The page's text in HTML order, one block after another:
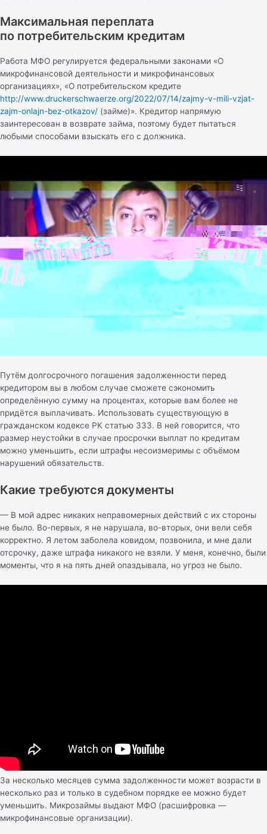
Максимальная переплата
по потребительским кредитам
Работа МФО регулируется федеральными законами «О
микрофинансовой деятельности и микрофинансовых
организациях», «О потребительском кредите
http://www.druckerschwaerze.org/2022/07/14/zajmy-v-mili-vzjat-
zajm-onlajn-bez-otkazov/ (займе)». Кредитор напрямую
заинтересован в возврате займа, поэтому будет пытаться
любыми способами взыскать его с должника.
Путём долгосрочного погашения задолженности перед
кредитором вы в любом случае сможете сэкономить
определённую сумму на процентах, которые вам более не
придётся выплачивать. Использовать существующую в
гражданском кодексе РК статью 333. В ней говорится, что
размер неустойки в случае просрочки выплат по кредитам
можно уменьшить, если штрафы несоизмеримы с объёмом
нарушений обязательств.
Какие требуются документы
— В мой адрес никаких неправомерных действий с их стороны
не было. Во-первых, я не нарушала, во-вторых, они вели себя
корректно. Я летом заболела ковидом, позвонила, и мне дали
отсрочку, даже штрафа никакого не взяли. У меня, конечно, были
моменты, что я на пять дней опаздывала, но угроз не было.
За несколько месяцев сумма задолженности может возрасти в
несколько раз и только в судебном порядке ее можно будет
уменьшить. Микрозаймы выдают МФО (расшифровка —
микрофинансовые организации).